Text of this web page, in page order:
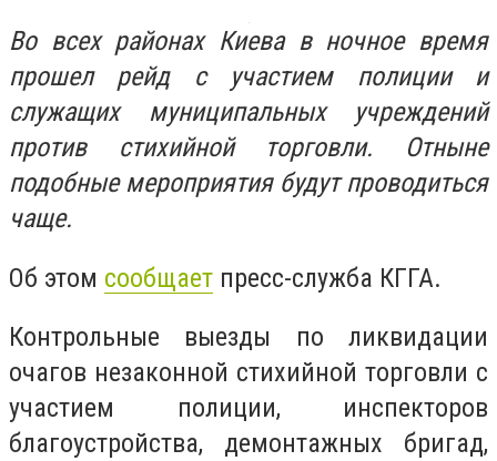
Во всех районах Киева в ночное время
прошел рейд с участием полиции и
служащих муниципальных учреждений
против стихийной торговли. Отныне
подобные мероприятия будут проводиться
чаще.
Об этом сообщает пресс-служба КГГА.
Контрольные выезды по ликвидации
очагов незаконной стихийной торговли с
участием полиции, инспекторов
благоустройства, демонтажных бригад,